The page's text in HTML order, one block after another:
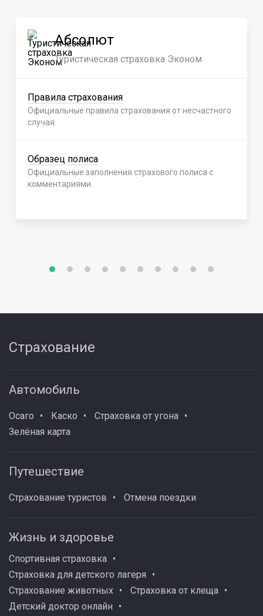
Абсолют
Туристическая страховка Эконом
Правила страхования
Официальные правила страхования от несчастного
случая.
Образец полиса
Официальные заполнения страхового полиса с
комментариями.
Страхование
Автомобиль
Осаго Каско
Страховка от угона
Зелёная карта
Путешествие
Страхование туристов Отмена поездки
Жизнь и здоровье
Спортивная страховка
Страховка для детского лагеря
Страхование животных
Страховка от клеща
Детский доктор онлайн